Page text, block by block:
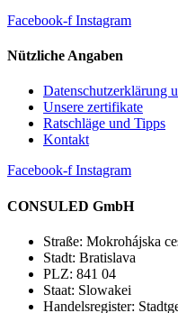
Facebook-f Instagram
Nützliche Angaben
Datenschutzerklärung
Unsere zertifikate
Ratschläge und Tipps
Kontakt
Facebook-f Instagram
CONSULED GmbH
Straße: Mokrohájska
Stadt: Bratislava
PLZ: 841 04
Staat: Slowakei
Handelsregister: